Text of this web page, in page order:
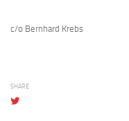
c/o Bernhard Krebs
SHARE